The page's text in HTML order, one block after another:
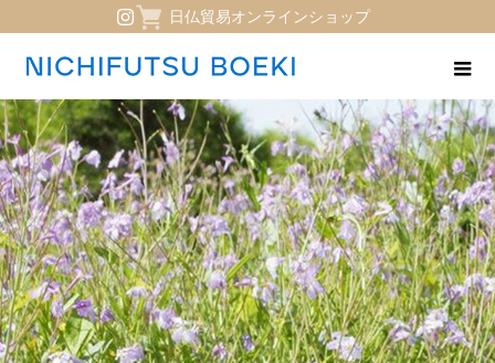
日仏貿易オンラインショップ